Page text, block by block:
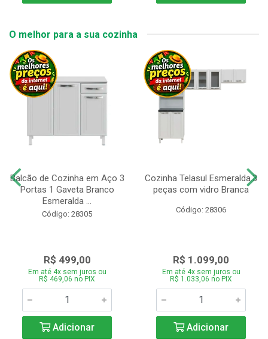
O melhor para a sua cozinha
Balcão de Cozinha em Aço 3
Portas 1 Gaveta Branco
Esmeralda ...
Código: 28305
R$ 499,00
Em até 4x sem juros ou
R$ 469,06 no PIX
Adicionar
Cozinha Telasul Esmeralda.3
peças com vidro Branca
Código: 28306
R$ 1.099,00
Em até 4x sem juros ou
R$ 1.033,06 no PIX
Adicionar